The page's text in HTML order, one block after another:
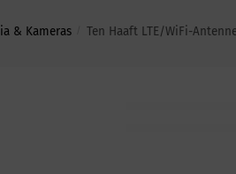
& Kameras Ten Haaft LTE/WiFi-